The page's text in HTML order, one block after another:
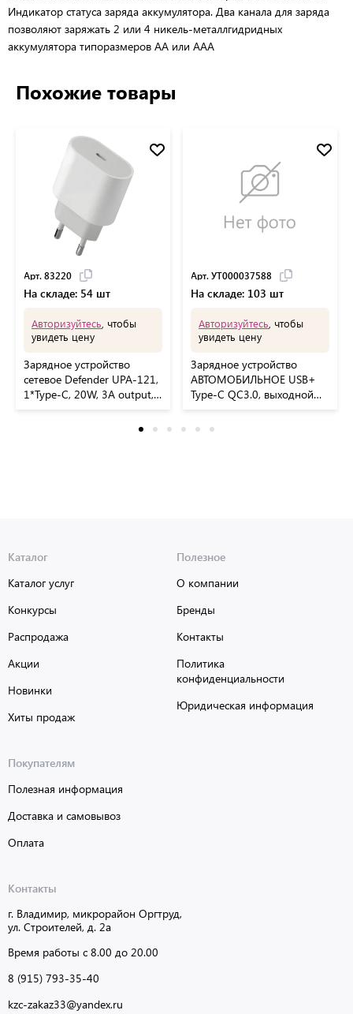
Индикатор статуса заряда аккумулятора. Два канала для заряда
позволяют заряжать 2 или 4 никель-металлгидридных
аккумулятора типоразмеров АА или ААА
Похожие товары
Арт. 83220
На складе: 54 шт
Авторизуйтесь , чтобы
увидеть цену
Зарядное устройство
сетевое Defender UPA-121,
1*Type-C, 20W, 3А output,
Арт. УТ000037588
На складе: 103 шт
Авторизуйтесь , чтобы
увидеть цену
Зарядное устройство
АВТОМОБИЛЬНОЕ USB+
Type-C QC3.0, выходной
УТ000037588
Каталог
Каталог услуг
Конкурсы
Распродажа
Акции
Новинки
Хиты продаж
Полезное
О компании
Бренды
Контакты
Политика
конфиденциальности
Юридическая информация
Покупателям
Полезная информация
Доставка и самовывоз
Оплата
Контакты
г. Владимир, микрорайон Оргтруд,
ул. Строителей, д. 2а
Время работы с 8.00 до 20.00
8 (915) 793-35-40
kzc-zakaz33@yandex.ru